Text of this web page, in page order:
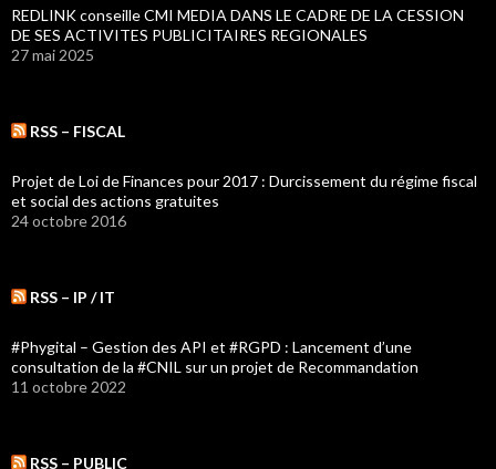
REDLINK conseille CMI MEDIA DANS LE CADRE DE LA CESSION
DE SES ACTIVITES PUBLICITAIRES REGIONALES
27 mai 2025
RSS – FISCAL
Projet de Loi de Finances pour 2017 : Durcissement du régime fiscal
et social des actions gratuites
24 octobre 2016
RSS – IP / IT
#Phygital – Gestion des API et #RGPD : Lancement d’une
consultation de la #CNIL sur un projet de Recommandation
11 octobre 2022
RSS – PUBLIC